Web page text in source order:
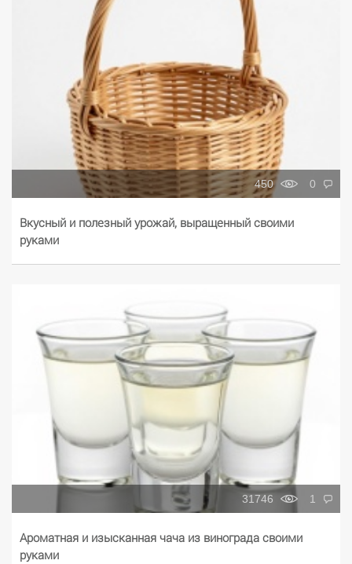
0
450
Вкусный и полезный урожай, выращенный своими
руками
1
31746
Ароматная и изысканная чача из винограда своими
руками